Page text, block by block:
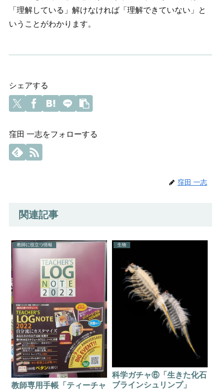
「理解している」解けなければ「理解できていない」と
いうことがわかります。
シェアする
窪田 一志をフォローする
窪田 一志
関連記事
教師に役立つ情報
教師専用手帳「ティーチャ
生物
科学ガチャ⑥「生きた化石
ブラインシュリンプ」